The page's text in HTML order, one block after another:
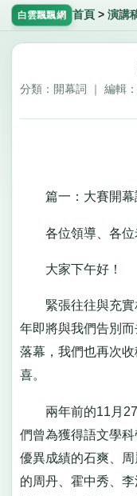
白雲飄飄網 首頁 > 演講
分類：開幕詞 ｜ 編輯
篇一：大賽開幕
各位領導、各位
大家下午好！
緊張往往與充實
年即將與我們告別
落幕，我們也再次
喜。
兩年前的11月27
們曾為獲得語文學
優異成績的石爽、
的周丹、霍中秀、